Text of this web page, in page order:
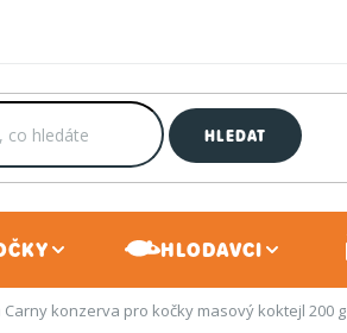
HLEDAT
HLODAVCI
konzerva pro kočky masový koktejl 200 g